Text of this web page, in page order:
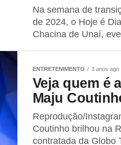
Na semana de
de 2024, o Hoje é
Chacina de Unaí,
ENTRETENIMENTO 3 anos ago
Veja quem é
Maju
Reprodução/
Coutinho brilhou na
contratada da Globo